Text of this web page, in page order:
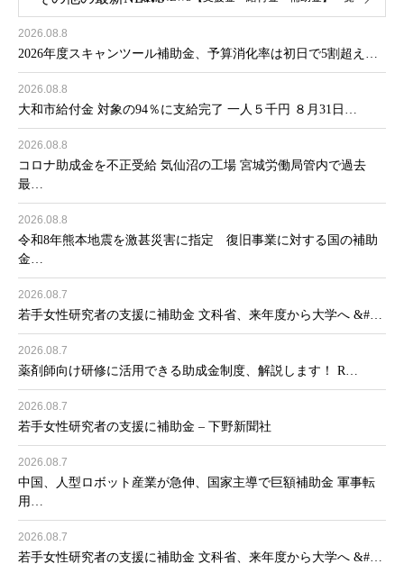
2026.08.8
2026年度スキャンツール補助金、予算消化率は初日で5割超え…
2026.08.8
大和市給付金 対象の94％に支給完了 一人５千円 ８月31日…
2026.08.8
コロナ助成金を不正受給 気仙沼の工場 宮城労働局管内で過去
最…
2026.08.8
令和8年熊本地震を激甚災害に指定 復旧事業に対する国の補助
金…
2026.08.7
若手女性研究者の支援に補助金 文科省、来年度から大学へ &#…
2026.08.7
薬剤師向け研修に活用できる助成金制度、解説します！ R…
2026.08.7
若手女性研究者の支援に補助金 – 下野新聞社
2026.08.7
中国、人型ロボット産業が急伸、国家主導で巨額補助金 軍事転
用…
2026.08.7
若手女性研究者の支援に補助金 文科省、来年度から大学へ &#…